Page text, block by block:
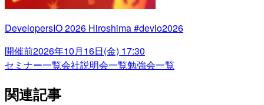
DevelopersIO 2026 Hiroshima #devio2026
開催前2026年10月16日(金) 17:30
セミナー一覧会社説明会一覧勉強会一覧
関連記事